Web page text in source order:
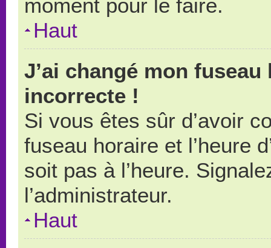
moment pour le faire.
Haut
J’ai changé mon
incorrecte !
Si vous êtes sûr d’avoir
fuseau horaire et l’heure
soit pas à l’heure.
l’administrateur.
Haut